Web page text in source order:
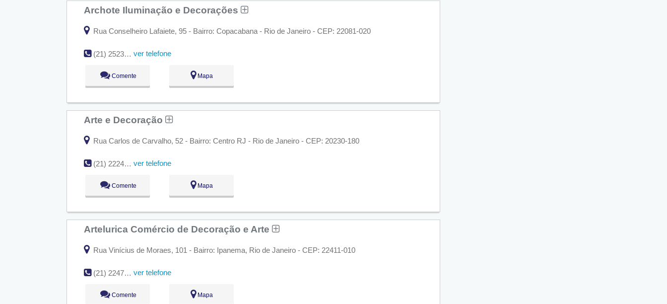
Archote Iluminação e Decorações
Rua Conselheiro Lafaiete, 95 - Bairro: Copacabana - Rio de Janeiro - CEP: 22081-020
(21) 2523-1173 ver telefone
Comente Mapa
Arte e Decoração
Rua Carlos de Carvalho, 52 - Bairro: Centro RJ - Rio de Janeiro - CEP: 20230-180
(21) 2224-8447 ver telefone
Comente Mapa
Artelurica Comércio de Decoração e Arte
Rua Vinícius de Moraes, 101 - Bairro: Ipanema, Rio de Janeiro - CEP: 22411-010
(21) 2247-0937 ver telefone
Comente Mapa